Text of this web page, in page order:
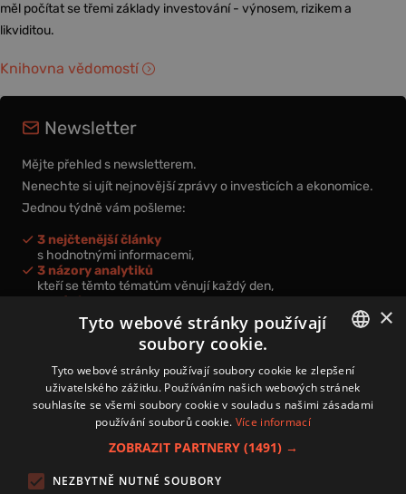
měl počítat se třemi základy investování - výnosem, rizikem a
likviditou.
Knihovna vědomostí
Newsletter
Mějte přehled s newsletterem.
Nenechte si ujít nejnovější zprávy o investicích a ekonomice.
Jednou týdně vám pošleme:
3 nejčtenější články
s hodnotnými informacemi,
3 názory analytiků
kteří se těmto tématům věnují každý den,
nová videa a podcasty
k prohloubení vašich znalostí.
Přihlášením k newsletteru vyjadřujete svůj souhlas spodmínkami
zpracování osobních údajů.
Zásady používání souborů cookies
CZECH
×
Tyto webové stránky používají
soubory cookie.
Tyto webové stránky používají soubory cookie ke zlepšení
uživatelského zážitku. Používáním našich webových stránek
souhlasíte se všemi soubory cookie v souladu s našimi zásadami
používání souborů cookie. Více informací
ZOBRAZIT PARTNERY (1491) →
NEZBYTNĚ NUTNÉ SOUBORY